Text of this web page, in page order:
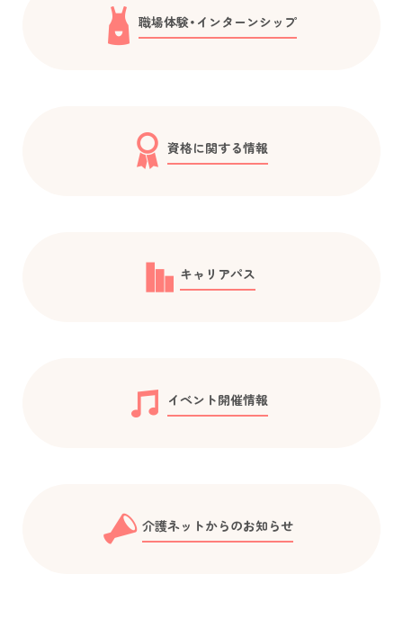
職場体験・インターンシップ
資格に関する情報
キャリアパス
イベント開催情報
介護ネットからのお知らせ